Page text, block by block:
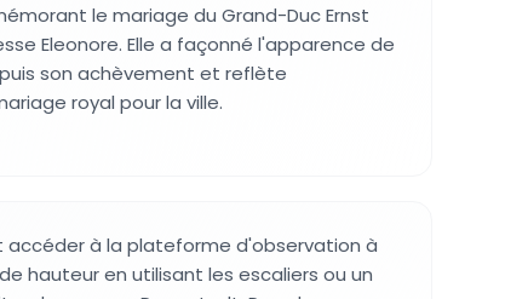
le mariage du Grand-Duc Ernst
Eleonore. Elle a façonné l'apparence de
son achèvement et reflète
royal pour la ville.
accéder à la plateforme d'observation à
hauteur en utilisant les escaliers ou un